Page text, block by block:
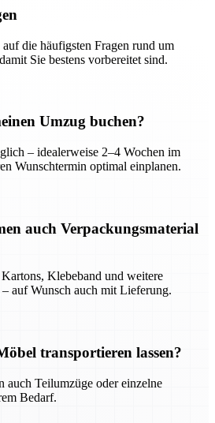
die häufigsten Fragen rund um
Sie bestens vorbereitet sind.
Umzug buchen?
– idealerweise 2–4 Wochen im
Wunschtermin optimal einplanen.
auch Verpackungsmaterial
Klebeband und weitere
auf Wunsch auch mit Lieferung.
transportieren lassen?
auch Teilumzüge oder einzelne
Bedarf.